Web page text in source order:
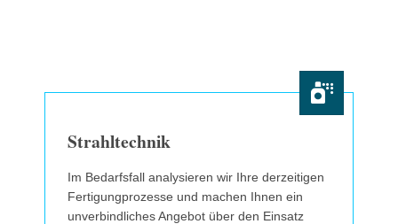
Strahltechnik
Im Bedarfsfall analysieren wir Ihre derzeitigen
Fertigungprozesse und machen Ihnen ein
unverbindliches Angebot über den Einsatz